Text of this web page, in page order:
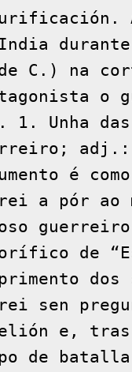
A
C.) na
o
1. Unha
adj.:
é
a pór ao
de
sen
e, tras
de